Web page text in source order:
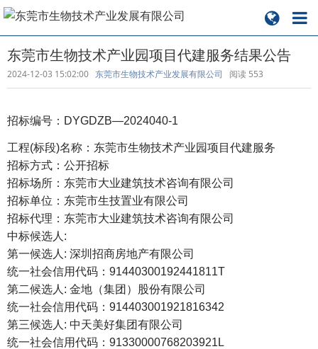
东莞市生物技术产业园项目代建服务结果公告
2024-12-03 15:02:00 东莞市生物技术产业发展有限公司 阅读 553
招标编号：DYGDZB—2024040-1
工程(标段)名称：东莞市生物技术产业园项目代建服务
招标方式：公开招标
招标场所：东莞市大业建筑技术咨询有限公司
招标单位：东莞市生技置业有限公司
招标代理：东莞市大业建筑技术咨询有限公司
中标候选人:
第一候选人: 深圳招商房地产有限公司
统一社会信用代码：91440300192441811T
第二候选人: 金地（集团）股份有限公司
统一社会信用代码：914403001921816342
第三候选人: 中天美好集团有限公司
统一社会信用代码：91330000768203921L